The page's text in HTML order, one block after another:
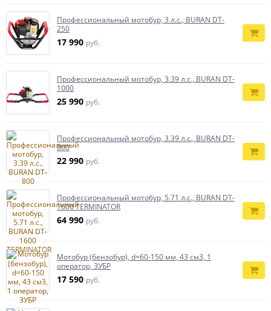
Профессиональный мотобур, 3 л.с., BURAN DT-
250
17 990 руб.
Профессиональный мотобур, 3.39 л.с., BURAN DT-
1000
25 990 руб.
Профессиональный мотобур, 3.39 л.с., BURAN DT-
800
22 990 руб.
Профессиональный мотобур, 5.71 л.с., BURAN DT-
1600 TERMINATOR
64 990 руб.
Мотобур (бензобур), d=60-150 мм, 43 см3, 1
оператор, ЗУБР
17 590 руб.